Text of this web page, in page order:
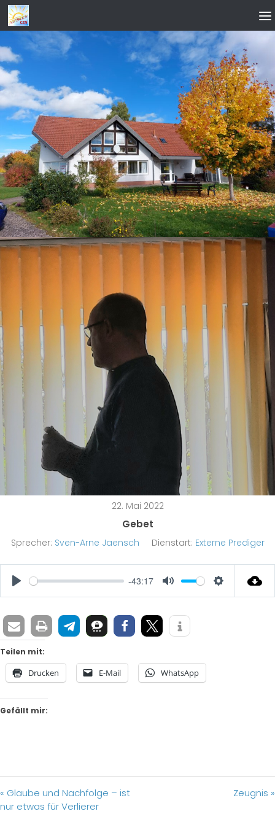
Zum Inhalt springen
22. Mai 2022
Gebet
Sprecher: Sven-Arne Jaensch Dienstart: Externe Prediger
Play
-43:17
Mute Settings
Teilen mit:
Drucken E-Mail WhatsApp
Gefällt mir:
« Glaube und Nachfolge – ist
nur etwas für Verlierer
Zeugnis »